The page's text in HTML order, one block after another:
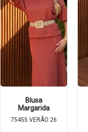
Blusa
Margarida
75455 VERÃO 26